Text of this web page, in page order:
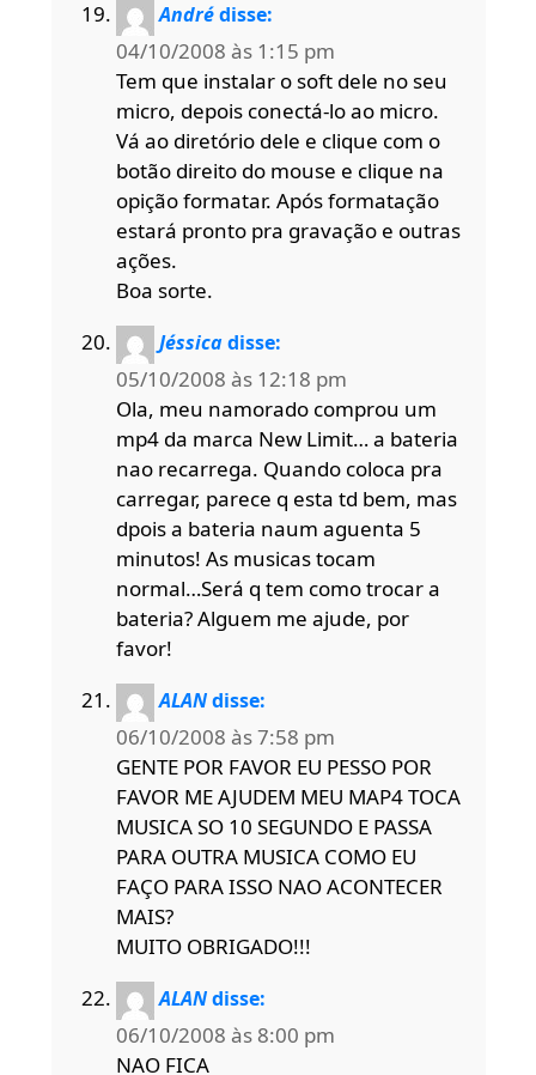
André disse:
04/10/2008 às 1:15 pm
Tem que instalar o soft dele no seu
micro, depois conectá-lo ao micro.
Vá ao diretório dele e clique com o
botão direito do mouse e clique na
opição formatar. Após formatação
estará pronto pra gravação e outras
ações.
Boa sorte.
Jéssica disse:
05/10/2008 às 12:18 pm
Ola, meu namorado comprou um
mp4 da marca New Limit… a bateria
nao recarrega. Quando coloca pra
carregar, parece q esta td bem, mas
dpois a bateria naum aguenta 5
minutos! As musicas tocam
normal…Será q tem como trocar a
bateria? Alguem me ajude, por
favor!
ALAN disse:
06/10/2008 às 7:58 pm
GENTE POR FAVOR EU PESSO POR
FAVOR ME AJUDEM MEU MAP4 TOCA
MUSICA SO 10 SEGUNDO E PASSA
PARA OUTRA MUSICA COMO EU
FAÇO PARA ISSO NAO ACONTECER
MAIS?
MUITO OBRIGADO!!!
ALAN disse:
06/10/2008 às 8:00 pm
NAO FICA